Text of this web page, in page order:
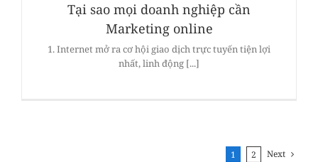
Tại sao mọi doanh nghiệp cần
Marketing online
1. Internet mở ra cơ hội giao dịch trực tuyến tiện lợi
nhất, linh động [...]
1 2 Next